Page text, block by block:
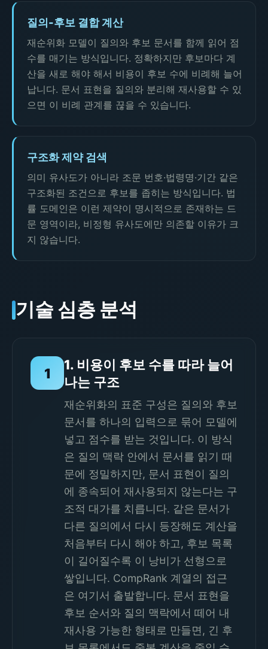
질의-후보 결합 계산
재순위화 모델이 질의와 후보 문서를 함께 읽어 점
수를 매기는 방식입니다. 정확하지만 후보마다 계
산을 새로 해야 해서 비용이 후보 수에 비례해 늘어
납니다. 문서 표현을 질의와 분리해 재사용할 수 있
으면 이 비례 관계를 끊을 수 있습니다.
구조화 제약 검색
의미 유사도가 아니라 조문 번호·법령명·기간 같은
구조화된 조건으로 후보를 좁히는 방식입니다. 법
률 도메인은 이런 제약이 명시적으로 존재하는 드
문 영역이라, 비정형 유사도에만 의존할 이유가 크
지 않습니다.
기술 심층 분석
1
1. 비용이 후보 수를 따라 늘어
나는 구조
재순위화의 표준 구성은 질의와 후보
문서를 하나의 입력으로 묶어 모델에
넣고 점수를 받는 것입니다. 이 방식
은 질의 맥락 안에서 문서를 읽기 때
문에 정밀하지만, 문서 표현이 질의
에 종속되어 재사용되지 않는다는 구
조적 대가를 치릅니다. 같은 문서가
다른 질의에서 다시 등장해도 계산을
처음부터 다시 해야 하고, 후보 목록
이 길어질수록 이 낭비가 선형으로
쌓입니다. CompRank 계열의 접근
은 여기서 출발합니다. 문서 표현을
후보 순서와 질의 맥락에서 떼어 내
재사용 가능한 형태로 만들면, 긴 후